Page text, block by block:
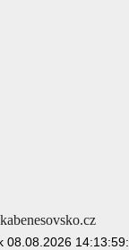
08.08.2026 14:13:59: